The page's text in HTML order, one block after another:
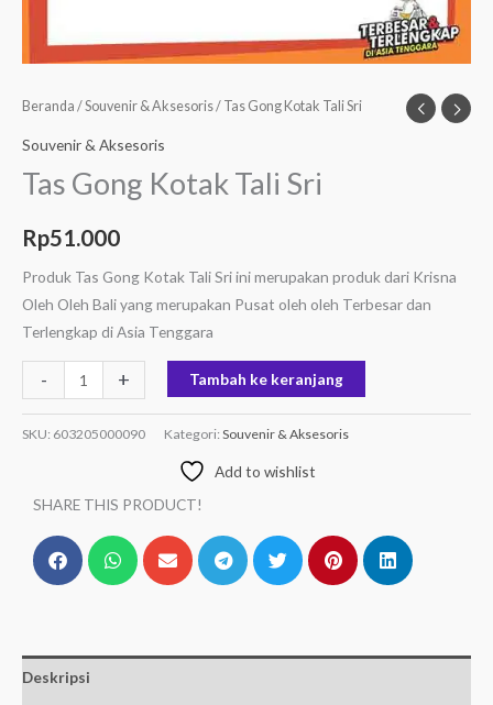
Beranda /Souvenir & Aksesoris/ Tas Gong Kotak Tali Sri
Souvenir & Aksesoris
Tas Gong Kotak Tali Sri
Rp51.000
Produk Tas Gong Kotak Tali Sri ini merupakan produk dari Krisna
Oleh Oleh Bali yang merupakan Pusat oleh oleh Terbesar dan
Terlengkap di Asia Tenggara
- + Tambah ke keranjang
SKU: 603205000090 Kategori: Souvenir & Aksesoris
Add to wishlist
SHARE THIS PRODUCT!
Deskripsi